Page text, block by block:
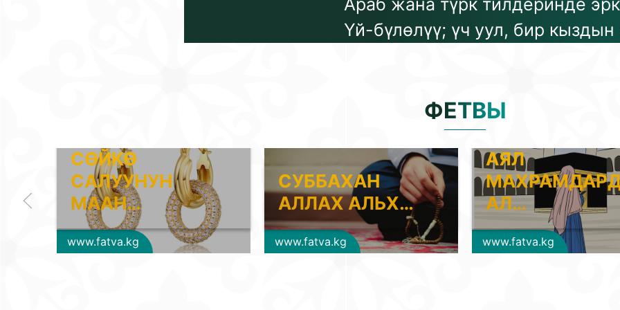
Үй-бүлөлүү; үч уул, бир кыздын
ФЕТВЫ
www.fatva.kg
СӨЙКӨ
САЛУУНУН
МААН…
www.fatva.kg
СУББАХАН
АЛЛАХ АЛЬХ…
www.fatva.kg
АЯЛ
АЛ…